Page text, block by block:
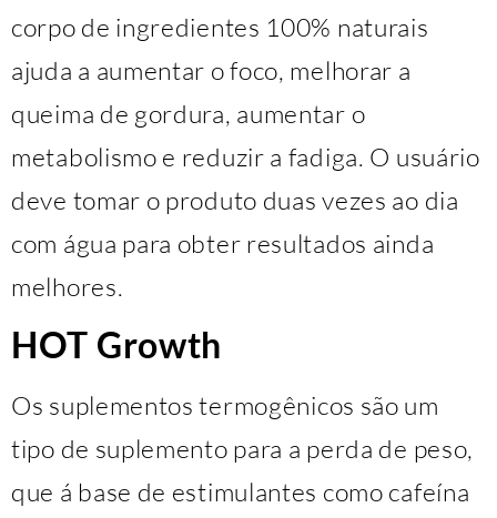
corpo de ingredientes 100% naturais
ajuda a aumentar o foco, melhorar a
queima de gordura, aumentar o
metabolismo e reduzir a fadiga. O usuário
deve tomar o produto duas vezes ao dia
com água para obter resultados ainda
melhores.
HOT Growth
Os suplementos termogênicos são um
tipo de suplemento para a perda de peso,
que á base de estimulantes como cafeína